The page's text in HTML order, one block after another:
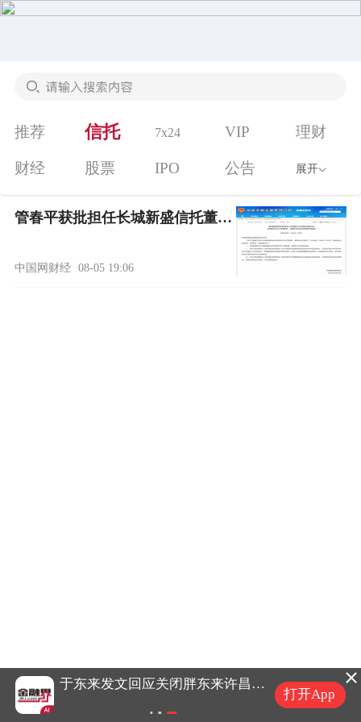
推荐 信托 7x24 VIP 理财
财经 股票 IPO 公告 展开
管春平获批担任长城新盛信托董事长
中国网财经 08-05 19:06
摩尔线程上半年营收大幅增长147.42% S5000智算集群实现规模化销售 于东来发文回应关闭胖东来许昌生活广场店
打开App